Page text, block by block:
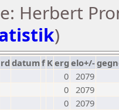
Herbert
)
rd datumf Kerg elo+/-
0 2079
0 2079
0 2079